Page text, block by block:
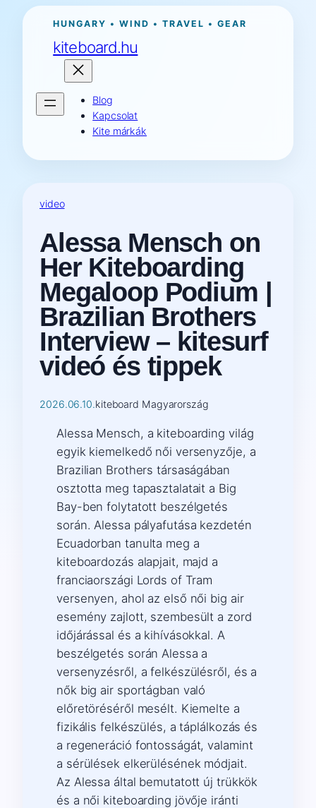
Ugrás
tartalomhoz
HUNGARY • WIND • TRAVEL • GEAR
kiteboard.hu
Blog
Kapcsolat
Kite márkák
video
Alessa Mensch on
Her Kiteboarding
Megaloop Podium |
Brazilian Brothers
Interview – kitesurf
videó és tippek
2026.06.10.kiteboard Magyarország
Alessa Mensch, a kiteboarding világ
egyik kiemelkedő női versenyzője, a
Brazilian Brothers társaságában
osztotta meg tapasztalatait a Big
Bay-ben folytatott beszélgetés
során. Alessa pályafutása kezdetén
Ecuadorban tanulta meg a
kiteboardozás alapjait, majd a
franciaországi Lords of Tram
versenyen, ahol az első női big air
esemény zajlott, szembesült a zord
időjárással és a kihívásokkal. A
beszélgetés során Alessa a
versenyzésről, a felkészülésről, és a
nők big air sportágban való
előretöréséről mesélt. Kiemelte a
fizikális felkészülés, a táplálkozás és
a regeneráció fontosságát, valamint
a sérülések elkerülésének módjait.
Az Alessa által bemutatott új trükkök
és a női kiteboarding jövője iránti